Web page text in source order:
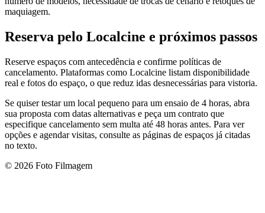
maquiagem.
Reserva pelo Localcine e próximos passos
Reserve espaços com antecedência e confirme políticas de
cancelamento. Plataformas como Localcine listam disponibilidade
real e fotos do espaço, o que reduz idas desnecessárias para vistoria.
Se quiser testar um local pequeno para um ensaio de 4 horas, abra
sua proposta com datas alternativas e peça um contrato que
especifique cancelamento sem multa até 48 horas antes. Para ver
opções e agendar visitas, consulte as páginas de espaços já citadas
no texto.
© 2026 Foto Filmagem